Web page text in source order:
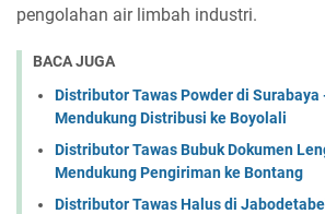
pengolahan air limbah industri.
BACA JUGA
Distributor Tawas Powder di Surabaya
Mendukung Distribusi ke Boyolali
Distributor Tawas Bubuk Dokumen
Mendukung Pengiriman ke Bontang
Distributor Tawas Halus di